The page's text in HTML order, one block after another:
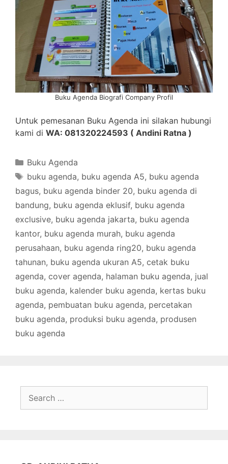
Buku Agenda Biografi Company Profil
Untuk pemesanan Buku Agenda ini silakan hubungi
kami di WA: 081320224593 ( Andini Ratna )
Categories
Buku Agenda
Tags
buku agenda, buku agenda A5, buku agenda
bagus, buku agenda binder 20, buku agenda di
bandung, buku agenda eklusif, buku agenda
exclusive, buku agenda jakarta, buku agenda
kantor, buku agenda murah, buku agenda
perusahaan, buku agenda ring20, buku agenda
tahunan, buku agenda ukuran A5, cetak buku
agenda, cover agenda, halaman buku agenda, jual
buku agenda, kalender buku agenda, kertas buku
agenda, pembuatan buku agenda, percetakan
buku agenda, produksi buku agenda, produsen
buku agenda